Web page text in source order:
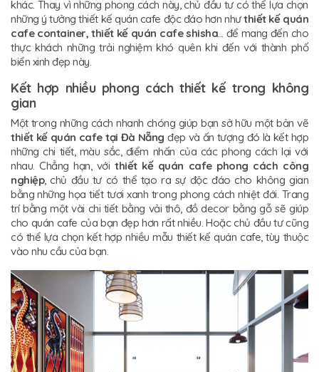
khác. Thay vì những phong cách này, chủ đầu tư có thể lựa chọn
những ý tưởng thiết kế quán cafe độc đáo hơn nhưthiết kế quán
cafe container, thiết kế quán cafe shisha ... để mang đến cho
thực khách những trải nghiệm khó quên khi đến với thành phố
biển xinh đẹp này.
Kết hợp nhiều phong cách thiết kế trong không
gian
Một trong những cách nhanh chóng giúp bạn sở hữu một bản vẽ
thiết kế quán cafe tại Đà Nẵng đẹp và ấn tượng đó là kết hợp
những chi tiết, màu sắc, điểm nhấn của các phong cách lại với
nhau. Chẳng hạn, vớithiết kế quán cafe phong cách công
nghiệp, chủ đầu tư có thể tạo ra sự độc đáo cho không gian
bằng những họa tiết tươi xanh trong phong cách nhiệt đới. Trang
trí bằng một vài chi tiết bằng vải thô, đồ decor bằng gỗ sẽ giúp
cho quán cafe của bạn đẹp hơn rất nhiều. Hoặc chủ đầu tư cũng
có thể lựa chọn kết hợp nhiều mẫu thiết kế quán cafe, tùy thuộc
vào nhu cầu của bạn.